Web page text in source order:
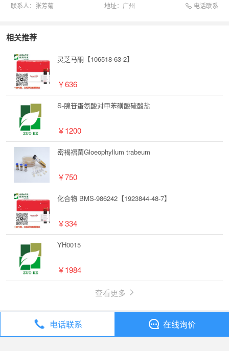
联系人： 张芳菊 地址： 广州 电话联系
相关推荐
灵芝马酮【106518-63-2】
￥636
S-腺苷蛋氨酸对甲苯磺酸硫酸盐
￥1200
密褐褶菌Gloeophyllum trabeum
￥750
化合物 BMS-986242【1923844-48-7】
￥334
YH0015
￥1984
查看更多
全部分类 试剂
电话联系 在线询价